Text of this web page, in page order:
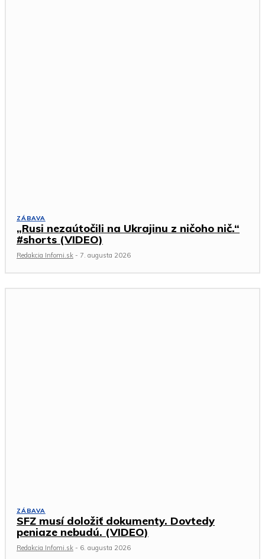
ZÁBAVA
„Rusi nezaútočili na Ukrajinu z ničoho nič.“
#shorts (VIDEO)
Redakcia Infomi.sk - 7. augusta 2026
ZÁBAVA
SFZ musí doložiť dokumenty. Dovtedy
peniaze nebudú. (VIDEO)
Redakcia Infomi.sk - 6. augusta 2026